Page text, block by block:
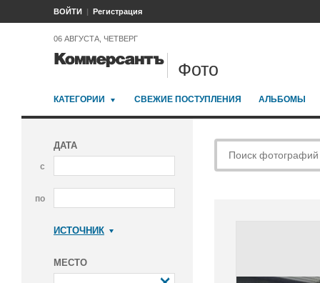
ВОЙТИ Регистрация
06 АВГУСТА, ЧЕТВЕРГ
Фото
КАТЕГОРИИ СВЕЖИЕ ПОСТУПЛЕНИЯ АЛЬБОМЫ
ДАТА
с
по
ИСТОЧНИК
МЕСТО